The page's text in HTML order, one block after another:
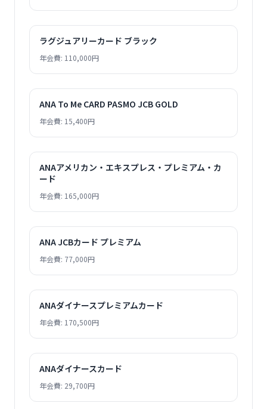
ラグジュアリーカード ブラック
年会費: 110,000円
ANA To Me CARD PASMO JCB GOLD
年会費: 15,400円
ANAアメリカン・エキスプレス・プレミアム・カ
ード
年会費: 165,000円
ANA JCBカード プレミアム
年会費: 77,000円
ANAダイナースプレミアムカード
年会費: 170,500円
ANAダイナースカード
年会費: 29,700円